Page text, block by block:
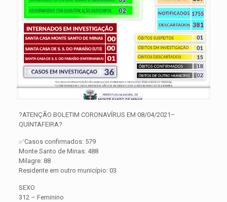
?ATENÇÃO BOLETIM CORONAVÍRUS EM 08/04/2021–
QUINTAFEIRA?
✅Casos confirmados: 579
Monte Santo de Minas: 488
Milagre: 88
Residente em outro município: 03
SEXO
312 – Feminino